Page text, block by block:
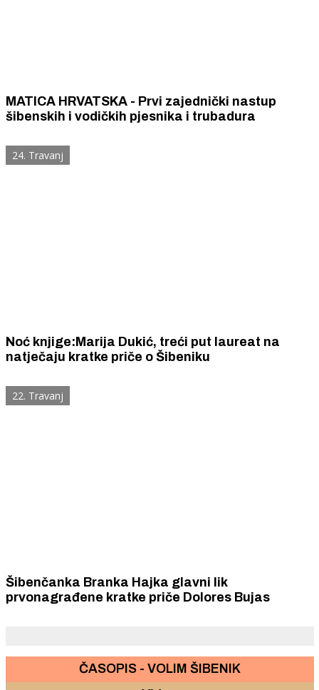
MATICA HRVATSKA - Prvi zajednički nastup
šibenskih i vodičkih pjesnika i trubadura
24. Travanj
Noć knjige:Marija Dukić, treći put laureat na
natječaju kratke priče o Šibeniku
22. Travanj
Šibenčanka Branka Hajka glavni lik
prvonagrađene kratke priče Dolores Bujas
ČASOPIS - VOLIM ŠIBENIK